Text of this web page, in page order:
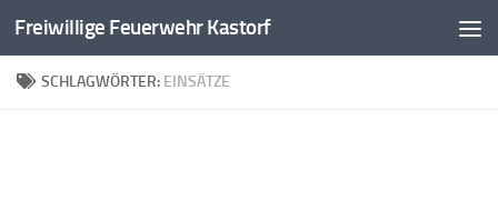
Zum Inhalt springen
Freiwillige Feuerwehr Kastorf
SCHLAGWÖRTER: EINSÄTZE